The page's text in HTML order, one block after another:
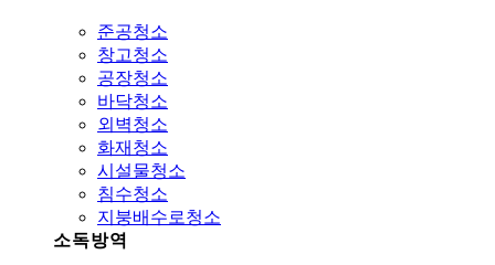
준공청소
창고청소
공장청소
바닥청소
외벽청소
화재청소
시설물청소
침수청소
지붕배수로청소
소독방역